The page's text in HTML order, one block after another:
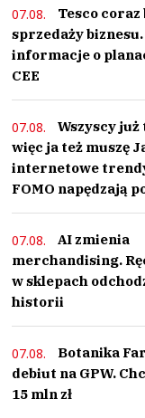
07.08.
Tesco coraz
sprzedaży biznesu.
informacje o
CEE
07.08.
Wszyscy
więc ja też muszę
internetowe
FOMO napędzają
07.08.
AI zmienia
merchandising.
w sklepach
historii
07.08.
Botanika
debiut na GPW.
15 mln zł